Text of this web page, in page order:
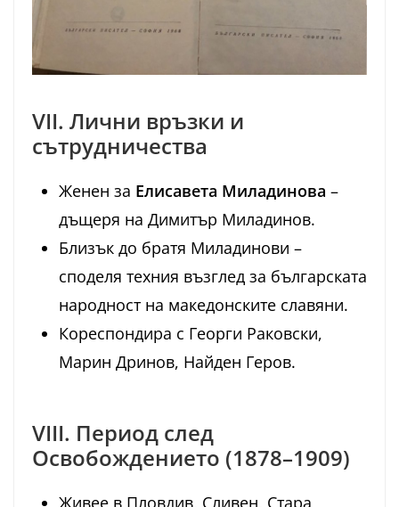
VII. Лични връзки и
сътрудничества
Женен за Елисавета Миладинова –
дъщеря на Димитър Миладинов.
Близък до братя Миладинови –
споделя техния възглед за българската
народност на македонските славяни.
Кореспондира с Георги Раковски,
Марин Дринов, Найден Геров.
VIII. Период след
Освобождението (1878–1909)
Живее в Пловдив, Сливен, Стара